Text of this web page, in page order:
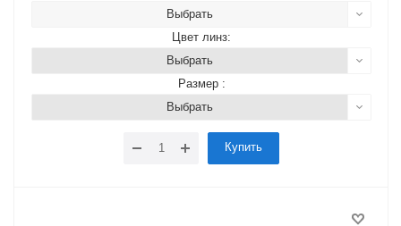
Выбрать
Цвет линз:
Выбрать
Размер :
Выбрать
Купить